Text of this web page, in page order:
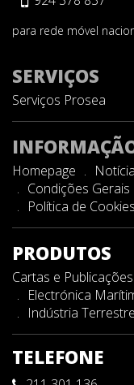
para rede móvel
SERVIÇOS
Serviços Prosea
Homepage
Condições
Política de Cookies
PRODUTOS
Cartas e Publicações
Electrónica
Indústria Terrestre
TELEFONE